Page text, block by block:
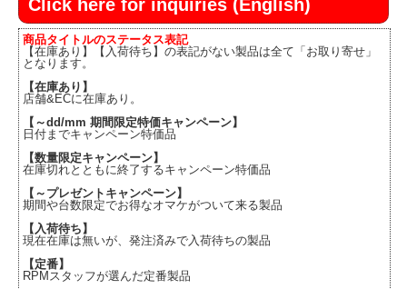
Click here for inquiries (English)
商品タイトルのステータス表記
【在庫あり】【入荷待ち】の表記がない製品は全て「お取り寄せ」
となります。
【在庫あり】
店舗&ECに在庫あり。
【～dd/mm 期間限定特価キャンペーン】
日付までキャンペーン特価品
【数量限定キャンペーン】
在庫切れとともに終了するキャンペーン特価品
【～プレゼントキャンペーン】
期間や台数限定でお得なオマケがついて来る製品
【入荷待ち】
現在在庫は無いが、発注済みで入荷待ちの製品
【定番】
RPMスタッフが選んだ定番製品